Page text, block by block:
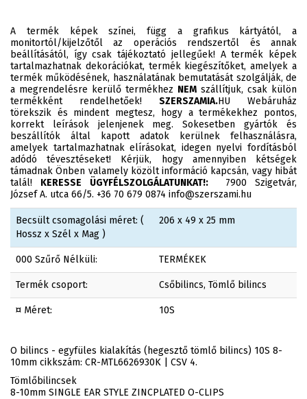
A termék képek színei, függ a grafikus kártyától, a
monitortól/kijelzőtől az operációs rendszertől és annak
beállításától, így csak tájékoztató jellegűek! A termék képek
tartalmazhatnak dekorációkat, termék kiegészítőket, amelyek a
termék működésének, használatának bemutatását szolgálják, de
a megrendelésre kerülő termékhez NEM szállítjuk, csak külön
termékként rendelhetőek! SZERSZAMIA.HU Webáruház
törekszik és mindent megtesz, hogy a termékekhez pontos,
korrekt leírások jelenjenek meg. Sokesetben gyártók és
beszállítók által kapott adatok kerülnek felhasználásra,
amelyek tartalmazhatnak elírásokat, idegen nyelvi fordításból
adódó tévesztéseket! Kérjük, hogy amennyiben kétségek
támadnak Önben valamely közölt információ kapcsán, vagy hibát
talál! KERESSE ÜGYFÉLSZOLGÁLATUNKAT!:7900 Szigetvár,
József A. utca 66/5. +36 70 679 0874 info@szerszami.hu
Becsült csomagolási méret: (
Hossz x Szél x Mag )
206 x 49 x 25 mm
000 Szűrő Nélküli: TERMÉKEK
Termék csoport: Csőbilincs, Tömlő bilincs
¤ Méret: 10S
O bilincs - egyfüles kialakítás (hegesztő tömlő bilincs) 10S 8-
10mm cikkszám: CR-MTL6626930K | CSV 4.
Tömlőbilincsek
8-10mm SINGLE EAR STYLE ZINCPLATED O-CLIPS